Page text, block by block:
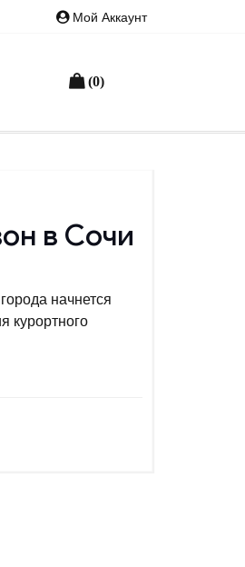
Мой Аккаунт
(0)
в Сочи
начнется
курортного